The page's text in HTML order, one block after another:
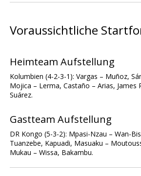
Voraussichtliche
Heimteam Aufstellung
Kolumbien (4-2-3-1): Vargas – Muñoz,
Mojica – Lerma, Castaño – Arias, James
Suárez.
Gastteam Aufstellung
DR Kongo (5-3-2): Mpasi-Nzau – Wan-
Tuanzebe, Kapuadi, Masuaku –
Mukau – Wissa, Bakambu.